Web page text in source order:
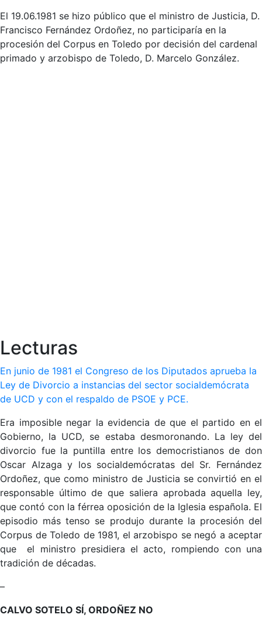
El 19.06.1981 se hizo público que el ministro de Justicia, D.
Francisco Fernández Ordoñez, no participaría en la
procesión del Corpus en Toledo por decisión del cardenal
primado y arzobispo de Toledo, D. Marcelo González.
Lecturas
En junio de 1981 el Congreso de los Diputados aprueba la
Ley de Divorcio a instancias del sector socialdemócrata
de UCD y con el respaldo de PSOE y PCE.
Era imposible negar la evidencia de que el partido en el
Gobierno, la UCD, se estaba desmoronando. La ley del
divorcio fue la puntilla entre los democristianos de don
Oscar Alzaga y los socialdemócratas del Sr. Fernández
Ordoñez, que como ministro de Justicia se convirtió en el
responsable último de que saliera aprobada aquella ley,
que contó con la férrea oposición de la Iglesia española. El
episodio más tenso se produjo durante la procesión del
Corpus de Toledo de 1981, el arzobispo se negó a aceptar
que el ministro presidiera el acto, rompiendo con una
tradición de décadas.
–
CALVO SOTELO SÍ, ORDOÑEZ NO